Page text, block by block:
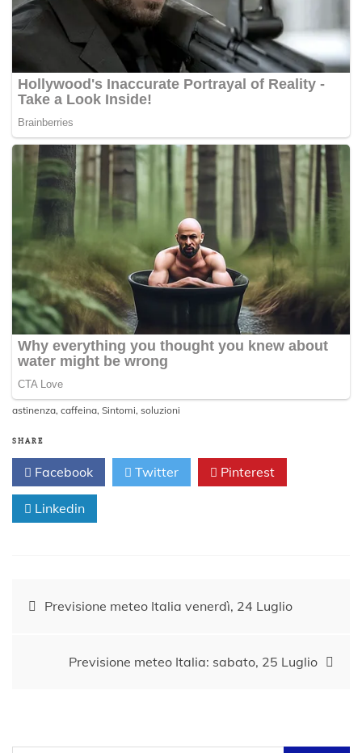
astinenza, caffeina, Sintomi, soluzioni
SHARE
Facebook Twitter Pinterest
Linkedin
Navigazione
Previsione meteo Italia venerdì, 24 Luglio
Previsione meteo Italia: sabato, 25 Luglio